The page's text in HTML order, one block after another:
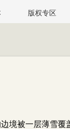
版权专区
境被一层薄雪